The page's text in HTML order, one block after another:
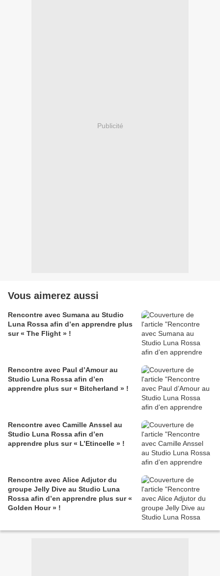
Publicité
Vous aimerez aussi
Rencontre avec Sumana au Studio
Luna Rossa afin d’en apprendre plus
sur « The Flight » !
Rencontre avec Paul d’Amour au
Studio Luna Rossa afin d’en
apprendre plus sur « Bitcherland » !
Rencontre avec Camille Anssel au
Studio Luna Rossa afin d’en
apprendre plus sur « L’Etincelle » !
Rencontre avec Alice Adjutor du
groupe Jelly Dive au Studio Luna
Rossa afin d’en apprendre plus sur «
Golden Hour » !